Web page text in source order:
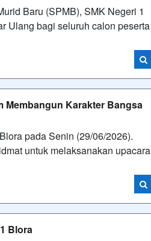
Baru (SPMB), SMK Negeri 1
Ulang bagi seluruh calon peserta
Membangun Karakter Bangsa
pada Senin (29/06/2026).
untuk melaksanakan upacara
Blora